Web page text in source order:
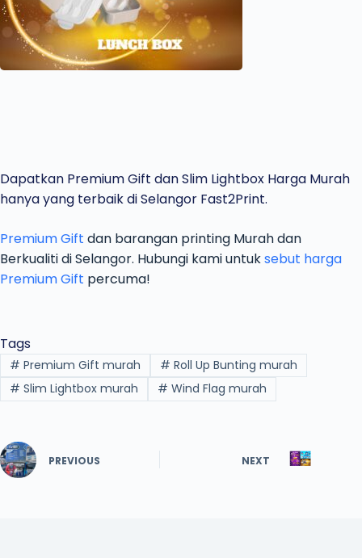
Dapatkan Premium Gift dan Slim Lightbox Harga Murah
hanya yang terbaik di Selangor Fast2Print.
Premium Gift dan barangan printing Murah dan
Berkualiti di Selangor. Hubungi kami untuksebut harga
Premium Gift percuma!
Tags
# Premium Gift murah # Roll Up Bunting murah
# Slim Lightbox murah # Wind Flag murah
PREVIOUS NEXT